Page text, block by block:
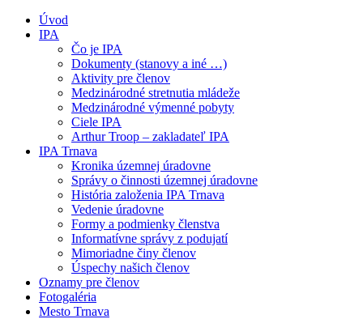
Úvod
IPA
Čo je IPA
Dokumenty (stanovy a iné …)
Aktivity pre členov
Medzinárodné stretnutia mládeže
Medzinárodné výmenné pobyty
Ciele IPA
Arthur Troop – zakladateľ IPA
IPA Trnava
Kronika územnej úradovne
Správy o činnosti územnej úradovne
História založenia IPA Trnava
Vedenie úradovne
Formy a podmienky členstva
Informatívne správy z podujatí
Mimoriadne činy členov
Úspechy našich členov
Oznamy pre členov
Fotogaléria
Mesto Trnava